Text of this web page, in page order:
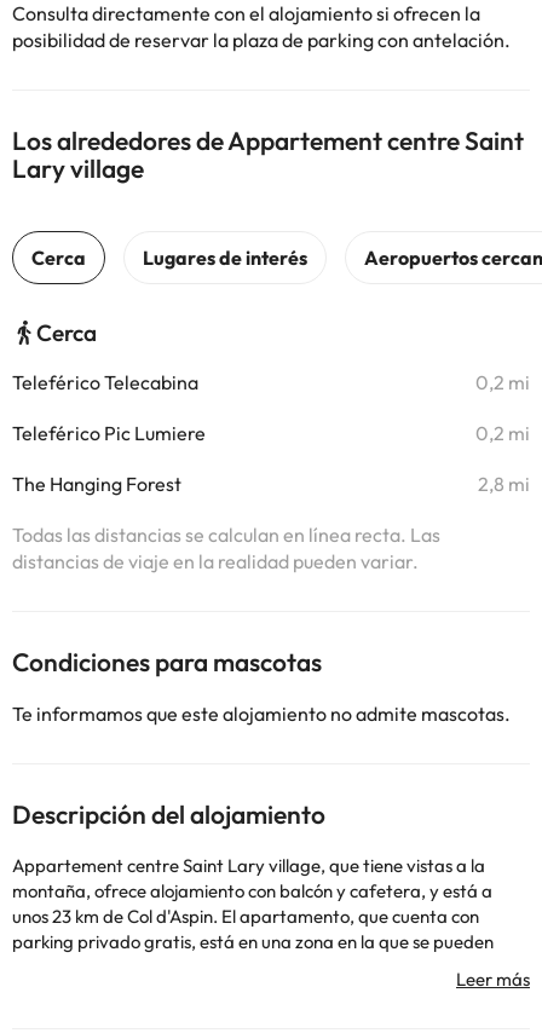
Consulta directamente con el alojamiento si ofrecen la
posibilidad de reservar la plaza de parking con antelación.
Los alrededores de Appartement centre Saint
Lary village
Cerca
Teleférico Telecabina 0,2 mi
Teleférico Pic Lumiere 0,2 mi
The Hanging Forest 2,8 mi
Todas las distancias se calculan en línea recta. Las
distancias de viaje en la realidad pueden variar.
Condiciones para mascotas
Te informamos que este alojamiento no admite mascotas.
Descripción del alojamiento
Appartement centre Saint Lary village, que tiene vistas a la
montaña, ofrece alojamiento con balcón y cafetera, y está a
unos 23 km de Col d'Aspin. El apartamento, que cuenta con
parking privado gratis, está en una zona en la que se pueden
practicar actividades como senderismo, esquí y ciclismo. El
apartamento dispone de terraza, 1 dormitorio, sala de estar y